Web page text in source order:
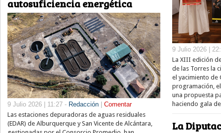
autosuficiencia energética
9 Julio 2026 | 11:27 - Redacción | Comentar
Las estaciones depuradoras de aguas residuales
(EDAR) de Alburquerque y San Vicente de Alcántara,
9 Julio 2026 |
La XIII edición
de las Torres la
el yacimiento de
programación,
una propuesta
haciendo gala
La